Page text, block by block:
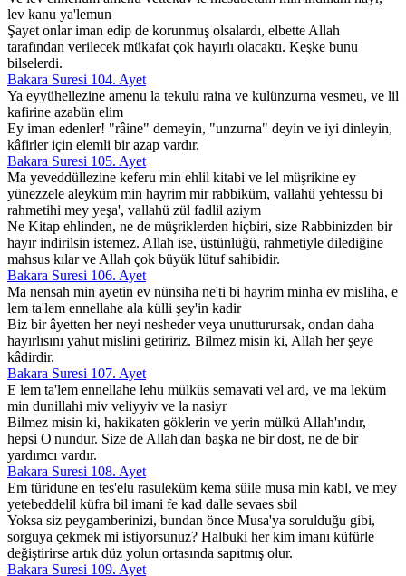
lev kanu ya'lemun
Şayet onlar iman edip de korunmuş olsalardı, elbette Allah
tarafından verilecek mükafat çok hayırlı olacaktı. Keşke bunu
bilselerdi.
Bakara Suresi 104. Ayet
Ya eyyühellezine amenu la tekulu raina ve kulünzurna vesmeu, ve lil
kafirine azabün elim
Ey iman edenler! "râine" demeyin, "unzurna" deyin ve iyi dinleyin,
kâfirler için elemli bir azap vardır.
Bakara Suresi 105. Ayet
Ma yeveddüllezine keferu min ehlil kitabi ve lel müşrikine ey
yünezzele aleyküm min hayrim mir rabbiküm, vallahü yehtessu bi
rahmetihi mey yeşa', vallahü zül fadlil aziym
Ne Kitap ehlinden, ne de müşriklerden hiçbiri, size Rabbinizden bir
hayır indirilsin istemez. Allah ise, üstünlüğü, rahmetiyle dilediğine
mahsus kılar ve Allah çok büyük lütuf sahibidir.
Bakara Suresi 106. Ayet
Ma nensah min ayetin ev nünsiha ne'ti bi hayrim minha ev misliha, e
lem ta'lem ennellahe ala külli şey'in kadir
Biz bir âyetten her neyi nesheder veya unutturursak, ondan daha
hayırlısını yahut mislini getiririz. Bilmez misin ki, Allah her şeye
kâdirdir.
Bakara Suresi 107. Ayet
E lem ta'lem ennellahe lehu mülküs semavati vel ard, ve ma leküm
min dunillahi miv veliyyiv ve la nasiyr
Bilmez misin ki, hakikaten göklerin ve yerin mülkü Allah'ındır,
hepsi O'nundur. Size de Allah'dan başka ne bir dost, ne de bir
yardımcı vardır.
Bakara Suresi 108. Ayet
Em türidune en tes'elu rasuleküm kema süile musa min kabl, ve mey
yetebeddelil küfra bil imani fe kad dalle sevaes sbil
Yoksa siz peygamberinizi, bundan önce Musa'ya sorulduğu gibi,
sorguya çekmek mi istiyorsunuz? Halbuki her kim imanı küfürle
değiştirirse artık düz yolun ortasında sapıtmış olur.
Bakara Suresi 109. Ayet